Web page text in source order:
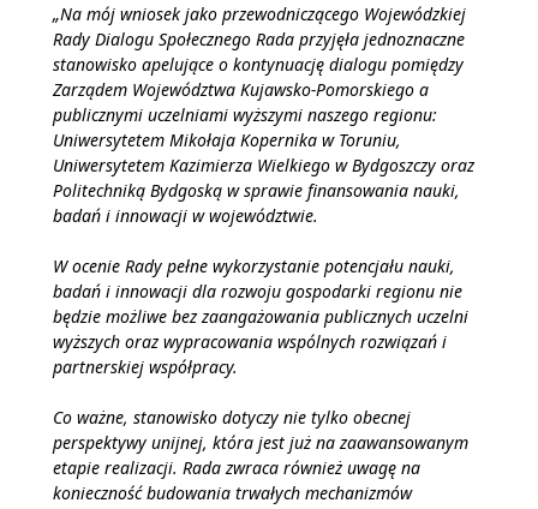
„Na mój wniosek jako przewodniczącego Wojewódzkiej
Rady Dialogu Społecznego Rada przyjęła jednoznaczne
stanowisko apelujące o kontynuację dialogu pomiędzy
Zarządem Województwa Kujawsko-Pomorskiego a
publicznymi uczelniami wyższymi naszego regionu:
Uniwersytetem Mikołaja Kopernika w Toruniu,
Uniwersytetem Kazimierza Wielkiego w Bydgoszczy oraz
Politechniką Bydgoską w sprawie finansowania nauki,
badań i innowacji w województwie.
W ocenie Rady pełne wykorzystanie potencjału nauki,
badań i innowacji dla rozwoju gospodarki regionu nie
będzie możliwe bez zaangażowania publicznych uczelni
wyższych oraz wypracowania wspólnych rozwiązań i
partnerskiej współpracy.
Co ważne, stanowisko dotyczy nie tylko obecnej
perspektywy unijnej, która jest już na zaawansowanym
etapie realizacji. Rada zwraca również uwagę na
konieczność budowania trwałych mechanizmów